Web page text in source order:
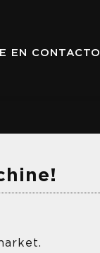
EN CONTACTO